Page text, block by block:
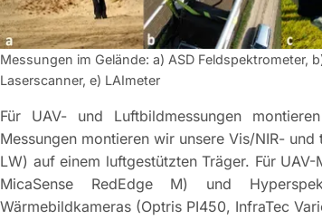
Messungen im Gelände: a) ASD Feldspektrometer,
Laserscanner, e) LAImeter
Für UAV- und Luftbildmessungen
Messungen montieren wir unsere Vis/NIR-
LW) auf einem luftgestützten Träger. Für
MicaSense RedEdge M) und
Wärmebildkameras (Optris PI450, InfraTec